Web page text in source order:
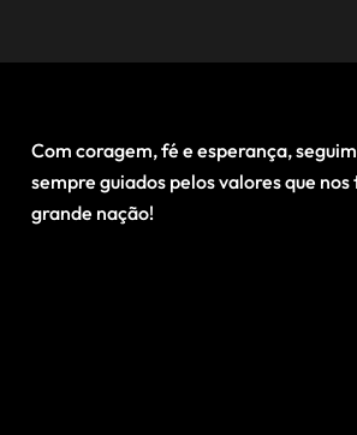
Com coragem, fé e esperança,
sempre guiados pelos valores que
grande nação!